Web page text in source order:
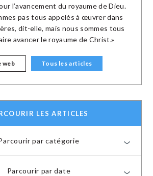
l’avancement du royaume de Dieu.
pas tous appelés à œuvrer dans
dit-elle, mais nous sommes tous
avancer le royaume de Christ.»
web Tous les articles
LES ARTICLES
par catégorie
Parcourir par date